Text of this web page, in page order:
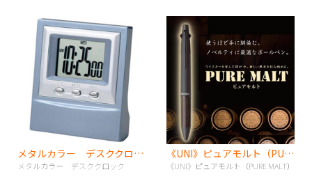
メタルカラー デスククロック
メタルカラー デスククロック
《UNI》ピュアモルト（PURE MALT）
《UNI》ピュアモルト（PURE MALT）